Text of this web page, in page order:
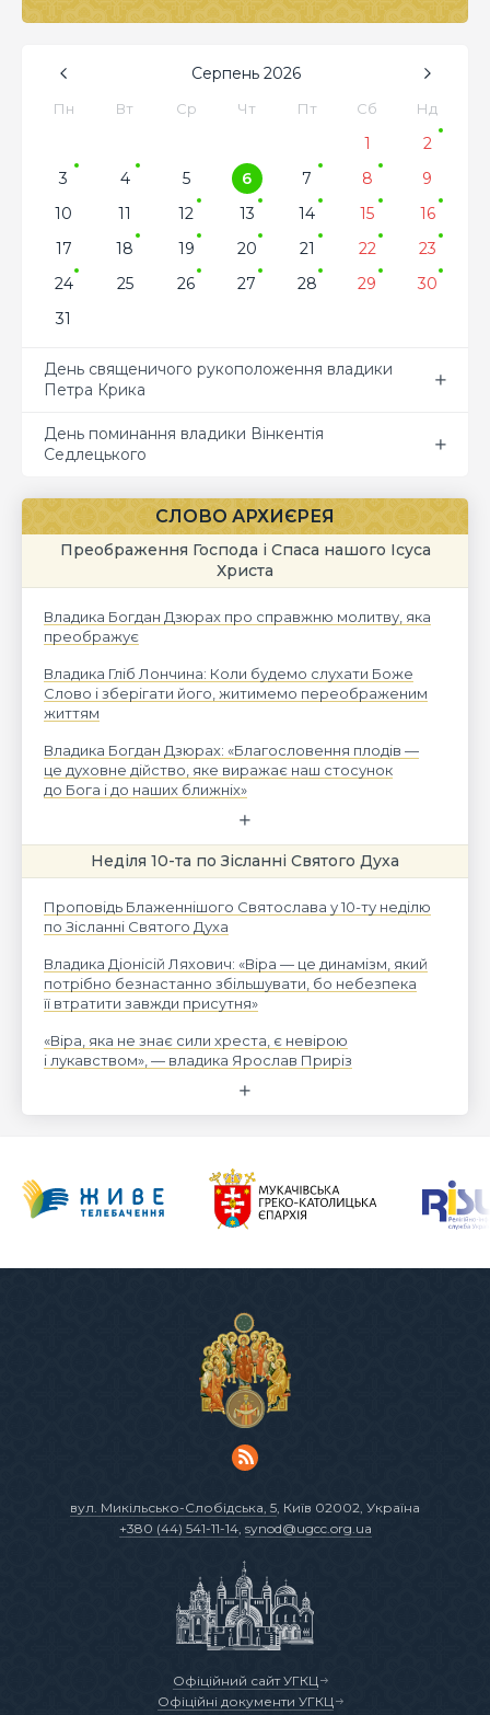
Серпень 2026
Пн Вт Ср Чт Пт Сб Нд
1
2
3
4 5 6 7 8
9
10
11 12 13 14 15
16
17
18 19 20 21 22
23
24
25 26 27 28 29
30
31
День священичого рукоположення владики
Петра Крика
День поминання владики Вінкентія
Седлецького
СЛОВО АРХИЄРЕЯ
Преображення Господа і Спаса нашого Ісуса
Христа
Владика Богдан Дзюрах про справжню молитву, яка
преображує
Владика Гліб Лончина: Коли будемо слухати Боже
Слово і зберігати його, житимемо переображеним
життям
Владика Богдан Дзюрах: «Благословення плодів —
це духовне дійство, яке виражає наш стосунок
до Бога і до наших ближніх»
Неділя 10-та по Зісланні Святого Духа
Проповідь Блаженнішого Святослава у 10-ту неділю
по Зісланні Святого Духа
Владика Діонісій Ляхович: «Віра — це динамізм, який
потрібно безнастанно збільшувати, бо небезпека
її втратити завжди присутня»
«Віра, яка не знає сили хреста, є невірою
і лукавством», — владика Ярослав Приріз
вул. Микільсько-Слобідська, 5 , Київ 02002, Україна
+380 (44) 541-11-14, synod@ugcc.org.ua
Офіційний сайт УГКЦ
Офіційні документи УГКЦ